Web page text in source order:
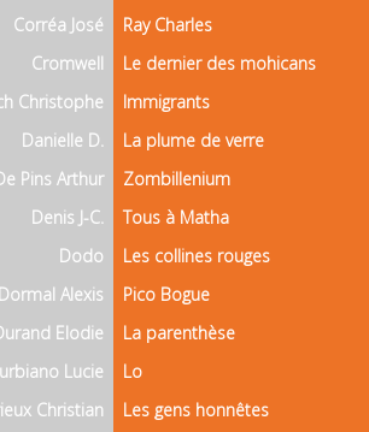
Corréa José
Ray Charles
Cromwell
Le dernier des mohicans
Christophe
Immigrants
Danielle D.
La plume de verre
Pins Arthur
Zombillenium
Denis J-C.
Tous à Matha
Dodo
Les collines rouges
Dormal Alexis
Pico Bogue
Elodie
La parenthèse
Lucie
Lo
Christian
Les gens honnêtes